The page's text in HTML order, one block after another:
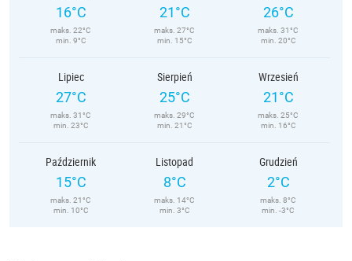
16°C
maks. 22°C
min. 9°C
21°C
maks. 27°C
min. 15°C
26°C
maks. 31°C
min. 20°C
Lipiec
27°C
maks. 31°C
min. 23°C
Sierpień
25°C
maks. 29°C
min. 21°C
Wrzesień
21°C
maks. 25°C
min. 16°C
Październik
15°C
maks. 21°C
min. 10°C
Listopad
8°C
maks. 14°C
min. 3°C
Grudzień
2°C
maks. 8°C
min. -3°C